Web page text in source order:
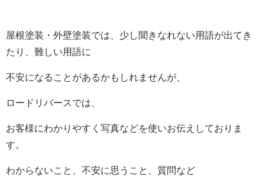
屋根塗装・外壁塗装では、少し聞きなれない用語が出てき
たり、難しい用語に
不安になることがあるかもしれませんが、
ロードリバースでは、
お客様にわかりやすく写真などを使いお伝えしておりま
す。
わからないこと、不安に思うこと、質問など